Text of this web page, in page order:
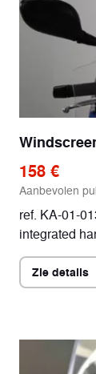
158 €
Aanbevolen
ref. KA-01-
integrated
Zie details